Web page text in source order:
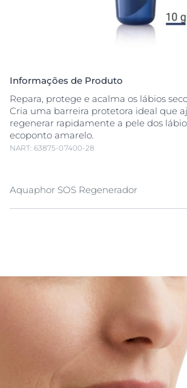
Informações de Produto
Repara, protege e acalma os lábios
Cria uma barreira protetora ideal que
regenerar rapidamente a pele dos
ecoponto amarelo.
NART: 63875-07400-28
Aquaphor SOS Regenerador
Aquaphor SOS Regenerador Labial
alívio do desconforto imediato, em 60
pele dos lábios é muito fina e não
e o sol secam os lábios, piorando ainda
situação. Aquaphor SOS Regenerador
e dermatologicamente comprovado no
reparação de lábios secos e gretados. A
enriquecida com glicerina,
vitaminas C e E cria uma barreira